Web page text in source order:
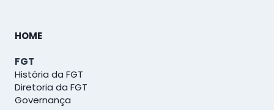
HOME
FGT
História da FGT
Diretoria da FGT
Governança